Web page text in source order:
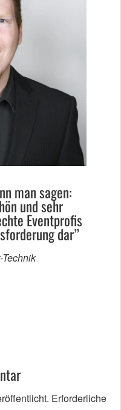
man sagen:
und sehr
Eventprofis
dar”
Erforderliche